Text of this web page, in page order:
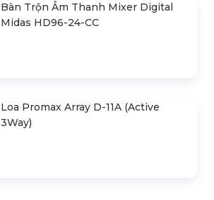
Bàn Trộn Âm Thanh Mixer Digital
Midas HD96-24-CC
Loa Promax Array D-11A (Active
3Way)